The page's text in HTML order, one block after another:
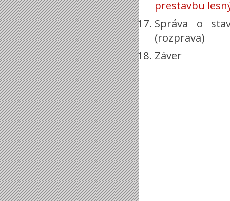
prestavbu
Správa o
(rozprava)
Záver